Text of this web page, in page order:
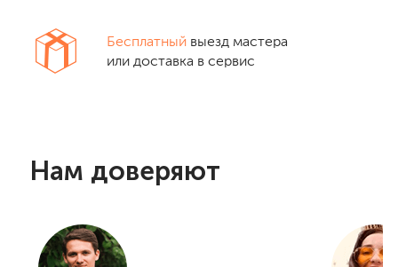
Бесплатный выезд мастера
или доставка в сервис
Нам доверяют